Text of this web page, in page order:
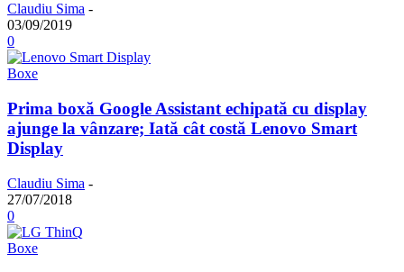
Claudiu Sima -
03/09/2019
0
Boxe
Prima boxă Google Assistant echipată cu display
ajunge la vânzare; Iată cât costă Lenovo Smart
Display
Claudiu Sima -
27/07/2018
0
Boxe